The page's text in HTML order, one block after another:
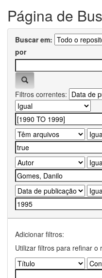
Página de
Buscar em:
por
Filtros correntes:
Adicionar filtros:
Utilizar filtros para refinar o